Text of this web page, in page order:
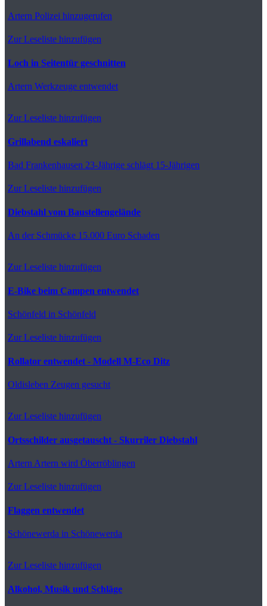
Artern Polizei hinzugerufen
Zur Leseliste hinzufügen
Loch in Seitentür geschnitten
Artern Werkzeuge entwendet
Zur Leseliste hinzufügen
Grillabend eskaliert
Bad Frankenhausen 23-Jährige schlägt 15-Jährigen
Zur Leseliste hinzufügen
Diebstahl vom Baustellengelände
An der Schmücke 15.000 Euro Schaden
Zur Leseliste hinzufügen
E-Bike beim Campen entwendet
Schönfeld in Schönfeld
Zur Leseliste hinzufügen
Rollator entwendet - Modell M-Eco Ditz
Oldisleben Zeugen gesucht
Zur Leseliste hinzufügen
Ortsschilder ausgetauscht - Skurriler Diebstahl
Artern Artern wird Öberröblingen
Zur Leseliste hinzufügen
Flaggen entwendet
Schönewerda in Schönewerda
Zur Leseliste hinzufügen
Alkohol, Musik und Schläge